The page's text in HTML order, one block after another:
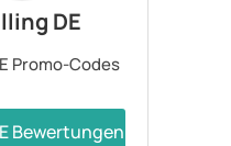
DE
Promo-Codes
Bewertungen